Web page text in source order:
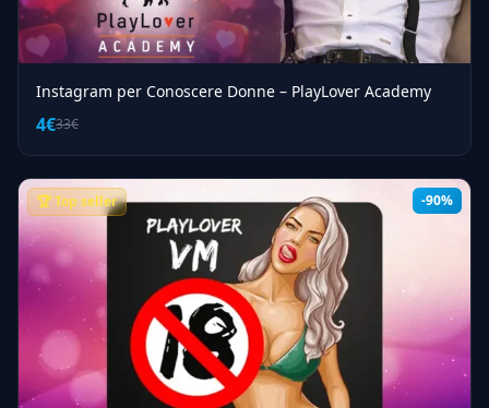
Instagram per Conoscere Donne – PlayLover Academy
4€33€
-90%
🏆 Top seller